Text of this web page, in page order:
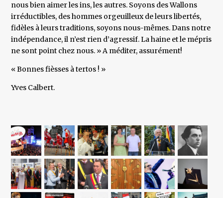
nous bien aimer les ins, les autres. Soyons des Wallons
irréductibles, des hommes orgeuilleux de leurs libertés,
fidèles à leurs traditions, soyons nous-mêmes. Dans notre
indépendance, il n’est rien d’agressif. La haine et le mépris
ne sont point chez nous. » A méditer, assurément!
« Bonnes fièsses à tertos ! »
Yves Calbert.